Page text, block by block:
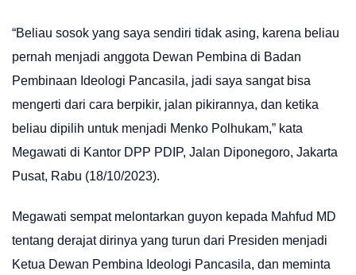
“Beliau sosok yang saya sendiri tidak asing, karena beliau
pernah menjadi anggota Dewan Pembina di Badan
Pembinaan Ideologi Pancasila, jadi saya sangat bisa
mengerti dari cara berpikir, jalan pikirannya, dan ketika
beliau dipilih untuk menjadi Menko Polhukam,” kata
Megawati di Kantor DPP PDIP, Jalan Diponegoro, Jakarta
Pusat, Rabu (18/10/2023).
Megawati sempat melontarkan guyon kepada Mahfud MD
tentang derajat dirinya yang turun dari Presiden menjadi
Ketua Dewan Pembina Ideologi Pancasila, dan meminta